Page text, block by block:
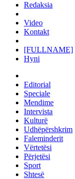
Redaksia
Video
Kontakt
[FULLNAME]
Hyni
Editorial
Speciale
Mendime
Intervista
Kulturë
Udhëpërshkrim
Faleminderit
Vërtetësi
Përjetësi
Sport
Shtesë